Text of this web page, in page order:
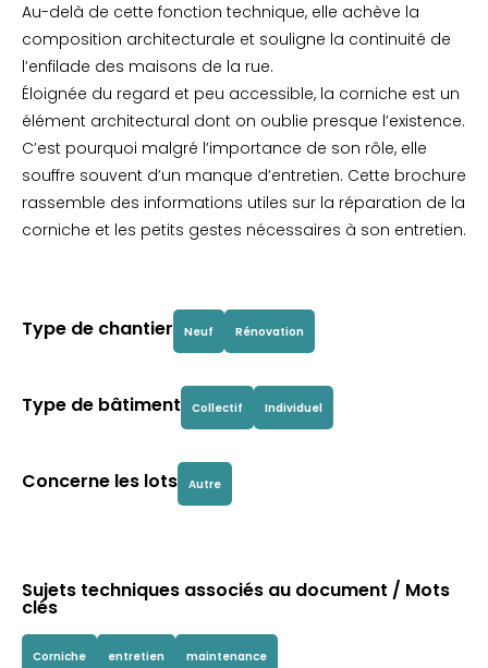
Au-delà de cette fonction technique, elle achève la
composition architecturale et souligne la continuité de
l’enfilade des maisons de la rue.
Éloignée du regard et peu accessible, la corniche est un
élément architectural dont on oublie presque l’existence.
C’est pourquoi malgré l’importance de son rôle, elle
souffre souvent d’un manque d’entretien. Cette brochure
rassemble des informations utiles sur la réparation de la
corniche et les petits gestes nécessaires à son entretien.
Type de chantier Neuf Rénovation
Type de bâtiment Collectif Individuel
Concerne les lots Autre
Sujets techniques associés au document / Mots
clés
Corniche entretien maintenance